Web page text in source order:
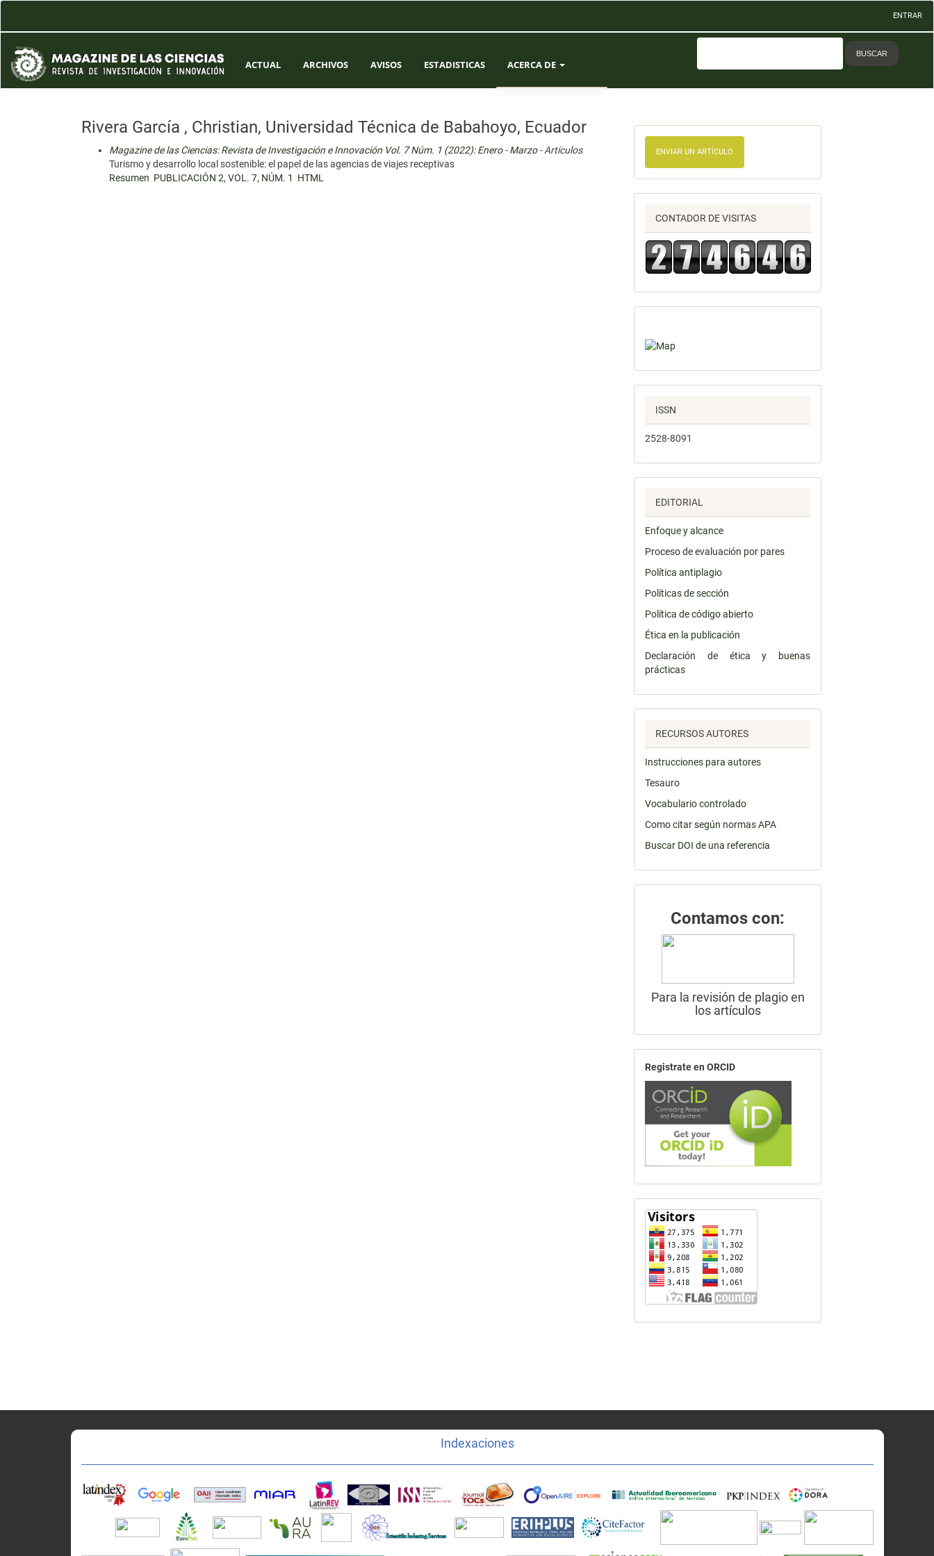
Contenido
principal
Barra
lateral
ENTRAR
ACTUAL ARCHIVOS AVISOS ESTADISTICAS ACERCA DE
BUSCAR
Rivera García , Christian, Universidad Técnica de Babahoyo, Ecuador
Magazine de las Ciencias: Revista de Investigación e Innovación Vol. 7 Núm. 1 (2022): Enero - Marzo- Artículos
Turismo y desarrollo local sostenible: el papel de las agencias de viajes receptivas
Resumen PUBLICACIÓN 2, VOL. 7, NÚM. 1 HTML
ENVIAR UN ARTÍCULO
CONTADOR DE VISITAS
ISSN
2528-8091
EDITORIAL
Enfoque y alcance
Proceso de evaluación por pares
Política antiplagio
Políticas de sección
Política de código abierto
Ética en la publicación
Declaración de ética y buenas
prácticas
RECURSOS AUTORES
Instrucciones para autores
Tesauro
Vocabulario controlado
Como citar según normas APA
Buscar DOI de una referencia
Contamos con:
Para la revisión de plagio en
los artículos
Registrate en ORCID
Indexaciones